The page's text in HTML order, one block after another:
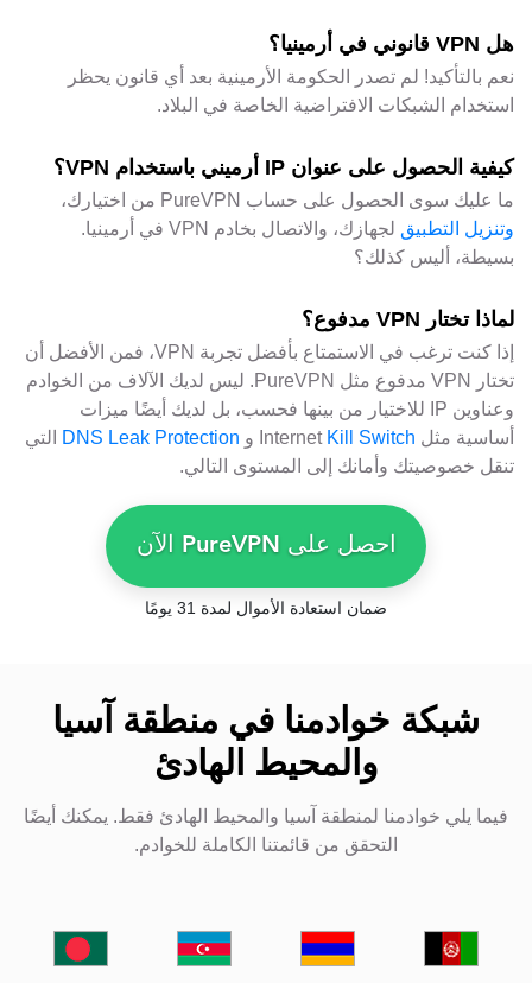
هل VPN قانوني في أرمينيا؟
نعم بالتأكيد! لم تصدر الحكومة الأرمينية بعد أي قانون يحظر
استخدام الشبكات الافتراضية الخاصة في البلاد.
كيفية الحصول على عنوان IP أرميني باستخدام VPN؟
ما عليك سوى الحصول على حساب PureVPN من اختيارك،
وتنزيل التطبيق
لجهازك، والاتصال بخادم VPN في أرمينيا.
بسيطة، أليس كذلك؟
لماذا تختار VPN مدفوع؟
إذا كنت ترغب في الاستمتاع بأفضل تجربة VPN، فمن الأفضل أن
تختار VPN مدفوع مثل PureVPN. ليس لديك الآلاف من الخوادم
وعناوين IP للاختيار من بينها فحسب، بل لديك أيضًا ميزات
أساسية مثل Internet Kill Switch و DNS Leak Protection
التي
تنقل خصوصيتك وأمانك إلى المستوى التالي.
احصل على PureVPN الآن
ضمان استعادة الأموال لمدة 31 يومًا
شبكة خوادمنا في منطقة آسيا
والمحيط الهادئ
فيما يلي خوادمنا لمنطقة آسيا والمحيط الهادئ فقط. يمكنك أيضًا
التحقق من قائمتنا الكاملة للخوادم.